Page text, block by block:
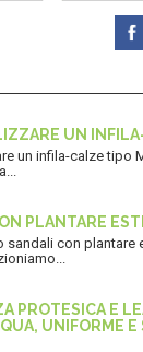
UN
un infila-calze tipo
PLANTARE
sandali con plantare
PROTESICA E
UNIFORME